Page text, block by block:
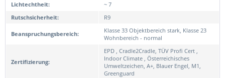
Lichtechtheit:
~ 7
Rutschsicherheit:
R9
Beanspruchungsbereich:
Klasse 33 Objektbereich stark, Klasse 23
Wohnbereich - normal
Zertifizierung:
EPD , Cradle2Cradle, TÜV Profi Cert ,
Indoor Climate , Österreichisches
Umweltzeichen, A+, Blauer Engel, M1,
Greenguard